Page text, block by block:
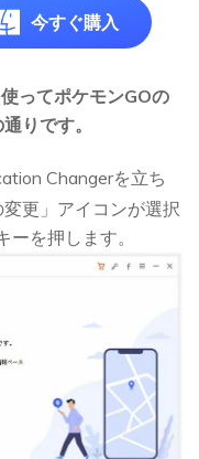
今すぐ購入
ってポケモンGOの
りです。
Changerを立ち
更」アイコンが選択
を押します。